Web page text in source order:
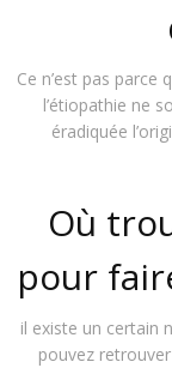
Ce n’est pas parce
l’étiopathie ne
éradiquée l’
Où
pour
il existe un certain
pouvez